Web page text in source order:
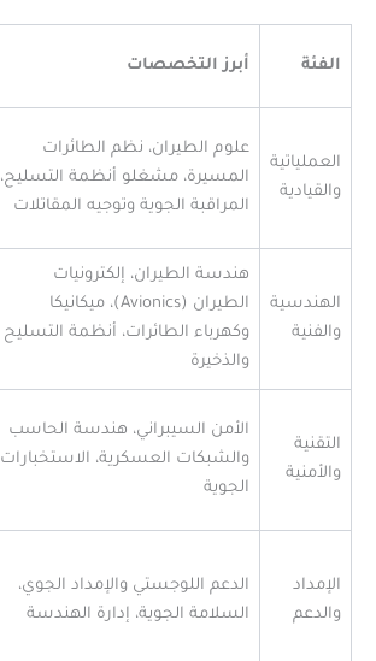
الفئة أبرز التخصصات
العملياتية
والقيادية
علوم الطيران، نظم الطائرات
المسيرة، مشغلو أنظمة التسليح،
المراقبة الجوية وتوجيه المقاتلات
الهندسية
والفنية
هندسة الطيران، إلكترونيات
الطيران (Avionics)، ميكانيكا
وكهرباء الطائرات، أنظمة التسليح
والذخيرة
التقنية
والأمنية
الأمن السيبراني، هندسة الحاسب
والشبكات العسكرية، الاستخبارات
الجوية
الإمداد
والدعم
الدعم اللوجستي والإمداد الجوي،
السلامة الجوية، إدارة الهندسة